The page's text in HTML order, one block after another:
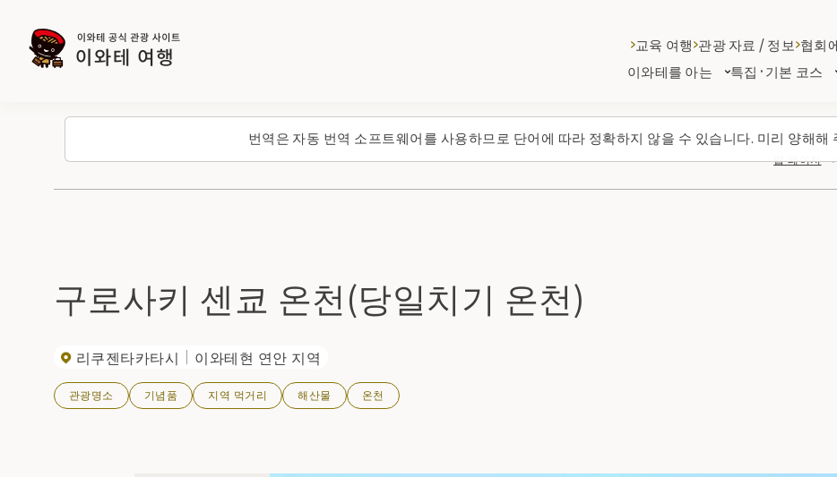
번역은 자동 번역 소프트웨어를 사용하므로 단어에 따라 정확하지 않을 수 있습니다. 미리 양해해
이와테를 아는 특집·기본 코스
교육 여행 관광 자료 / 정보 협회
탑 페이지
구로사키 센쿄 온천(당일치기 온천)
리쿠젠타카타시 이와테현 연안 지역
관광명소 기념품 지역 먹거리 해산물 온천